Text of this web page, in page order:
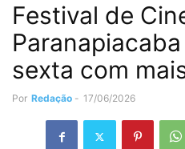
Festival de
sexta com
Por Redação - 17/06/2026